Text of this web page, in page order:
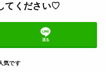
てください♡
送る